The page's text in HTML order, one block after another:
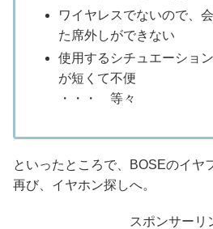
ワイヤレスでないので、
た席外しができない
使用するシチュエーショ
が短くて不便
・・・ 等々
といったところで、BOSEのイヤ
再び、イヤホン探しへ。
スポンサーリ